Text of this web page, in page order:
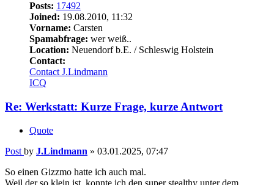
Posts: 17492
Joined: 19.08.2010, 11:32
Vorname: Carsten
Spamabfrage: wer weiß..
Location: Neuendorf b.E. / Schleswig Holstein
Contact:
Contact J.Lindmann
ICQ
Re: Werkstatt: Kurze Frage, kurze Antwort
Quote
Post by J.Lindmann » 03.01.2025, 07:47
So einen Gizzmo hatte ich auch mal.
Weil der so klein ist, konnte ich den super stealthy unter dem